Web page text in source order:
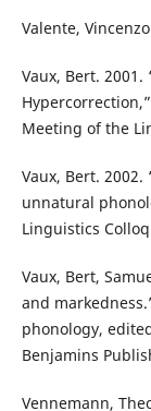
Valente,
Vaux, Bert.
Meeting of the
Vaux, Bert.
unnatural
Linguistics
Vaux, Bert,
and
phonology,
Benjamins
Vennemann,